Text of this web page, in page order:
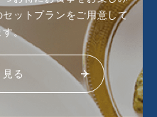
ットプランをご用意して
。
る